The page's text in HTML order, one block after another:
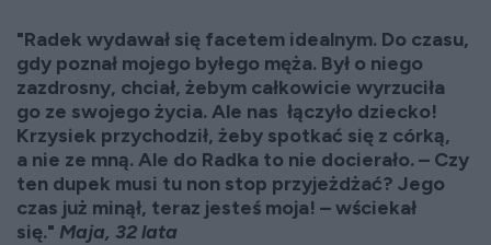
"Radek wydawał się facetem idealnym. Do czasu,
gdy poznał mojego byłego męża. Był o niego
zazdrosny, chciał, żebym całkowicie wyrzuciła
go ze swojego życia. Ale nas łączyło dziecko!
Krzysiek przychodził, żeby spotkać się z córką,
a nie ze mną. Ale do Radka to nie docierało. – Czy
ten dupek musi tu non stop przyjeżdżać? Jego
czas już minął, teraz jesteś moja! – wściekał
się." Maja, 32 lata